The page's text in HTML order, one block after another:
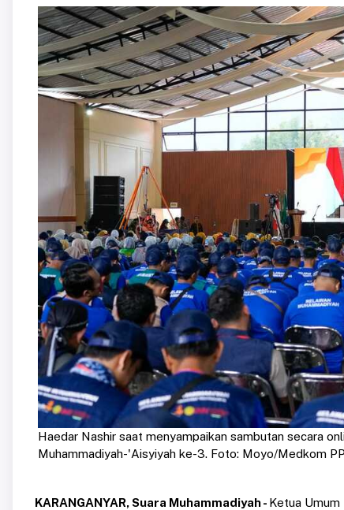
Haedar Nashir saat menyampaikan sambutan secara
Muhammadiyah-'Aisyiyah ke-3. Foto: Moyo/Medkom
KARANGANYAR, Suara Muhammadiyah - Ketua Umum